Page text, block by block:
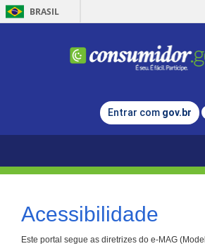
BRASIL
Entrar com gov.br
Acessibilidade
Este portal segue as diretrizes do e-MAG